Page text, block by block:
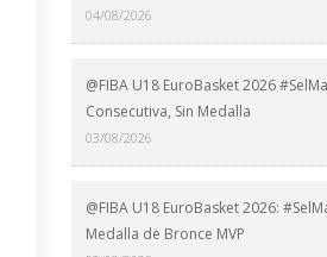
04/08/2026
@FIBA U18 EuroBasket 2026
Consecutiva, Sin Medalla
03/08/2026
@FIBA U18 EuroBasket 2026:
Medalla de Bronce MVP